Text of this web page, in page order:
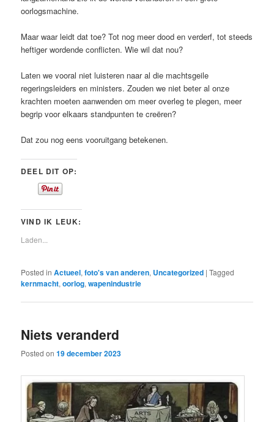
oorlogsmachine.
Maar waar leidt dat toe? Tot nog meer dood en verderf, tot steeds
heftiger wordende conflicten. Wie wil dat nou?
Laten we vooral niet luisteren naar al die machtsgeile
regeringsleiders en ministers. Zouden we niet beter al onze
krachten moeten aanwenden om meer overleg te plegen, meer
begrip voor elkaars standpunten te creëren?
Dat zou nog eens vooruitgang betekenen.
DEEL DIT OP:
VIND IK LEUK:
Laden...
Posted in Actueel,foto's van anderen, Uncategorized |Tagged
kernmacht,oorlog,wapenindustrie
Niets veranderd
Posted on19 december 2023